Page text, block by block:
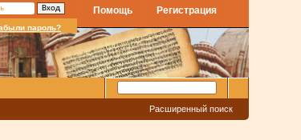
Регистрация
Помощь
пароль?
Расширенный поиск